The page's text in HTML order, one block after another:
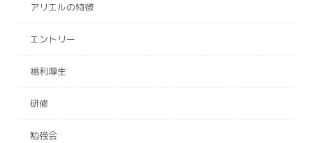
アリエルの特徴
エントリー
福利厚生
研修
勉強会